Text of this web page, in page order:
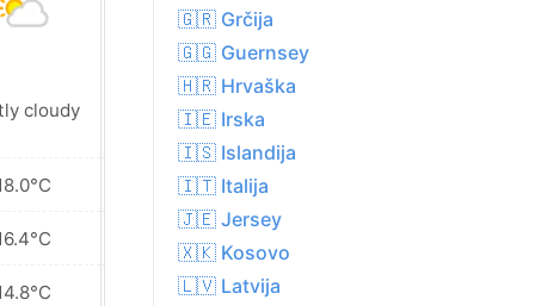
cloudy Sunny
19.8°C
16.9°C
13.3°C
🇬🇷 Grčija
🇬🇬 Guernsey
🇭🇷 Hrvaška
🇮🇪 Irska
🇮🇸 Islandija
🇮🇹 Italija
🇯🇪 Jersey
🇽🇰 Kosovo
🇱🇻 Latvija